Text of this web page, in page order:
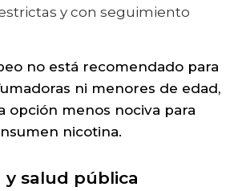
y con seguimiento
no está recomendado para
ni menores de edad,
opción menos nociva para
nicotina.
y salud pública